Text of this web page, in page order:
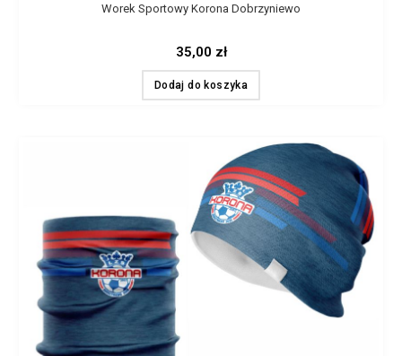
Worek Sportowy Korona Dobrzyniewo
35,00 zł
Dodaj do koszyka